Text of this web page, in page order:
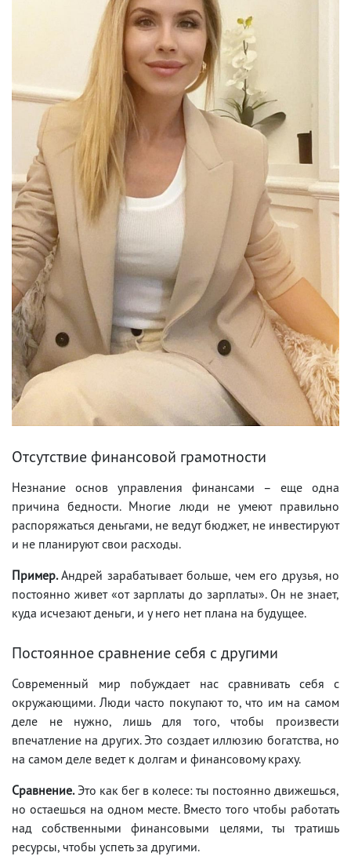
Отсутствие финансовой грамотности
Незнание основ управления финансами – еще одна
причина бедности. Многие люди не умеют правильно
распоряжаться деньгами, не ведут бюджет, не инвестируют
и не планируют свои расходы.
Пример.Андрей зарабатывает больше, чем его друзья, но
постоянно живет «от зарплаты до зарплаты». Он не знает,
куда исчезают деньги, и у него нет плана на будущее.
Постоянное сравнение себя с другими
Современный мир побуждает нас сравнивать себя с
окружающими. Люди часто покупают то, что им на самом
деле не нужно, лишь для того, чтобы произвести
впечатление на других. Это создает иллюзию богатства, но
на самом деле ведет к долгам и финансовому краху.
Сравнение.Это как бег в колесе: ты постоянно движешься,
но остаешься на одном месте. Вместо того чтобы работать
над собственными финансовыми целями, ты тратишь
ресурсы, чтобы успеть за другими.